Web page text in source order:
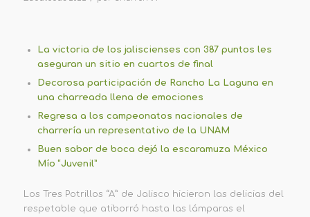
La victoria de los jaliscienses con 387 puntos les
aseguran un sitio en cuartos de final
Decorosa participación de Rancho La Laguna en
una charreada llena de emociones
Regresa a los campeonatos nacionales de
charrería un representativo de la UNAM
Buen sabor de boca dejó la escaramuza México
Mío “Juvenil”
Los Tres Potrillos “A” de Jalisco hicieron las delicias del
respetable que atiborró hasta las lámparas el